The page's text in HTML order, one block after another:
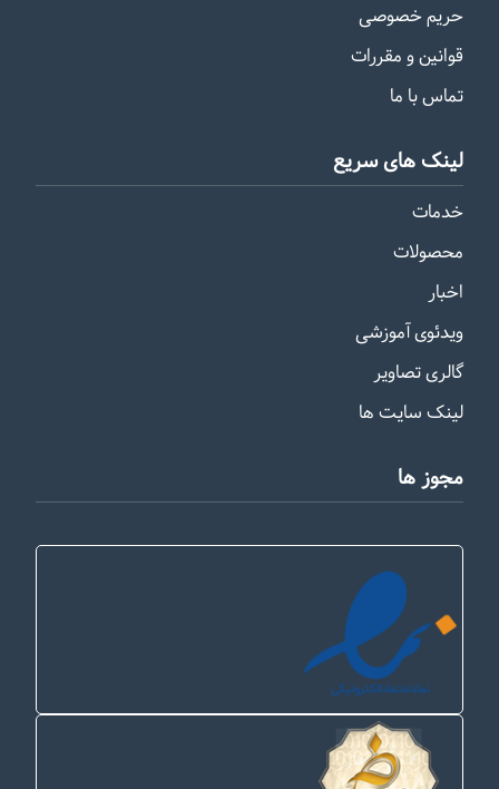
حریم خصوصی
قوانین و مقررات
تماس با ما
لینک های سریع
خدمات
محصولات
اخبار
ویدئوی آموزشی
گالری تصاویر
لینک سایت ها
مجوز ها